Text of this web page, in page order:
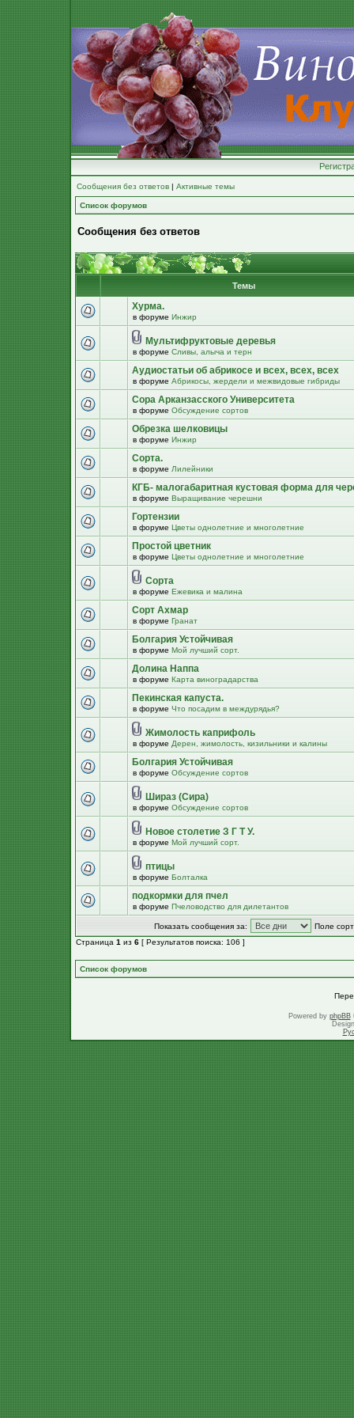
Сообщения без ответов | Активные темы
Список форумов
Сообщения без ответов
Темы
Хурма.
в форуме Инжир
Мультифруктовые деревья
в форуме Сливы, алыча и терн
Аудиостатьи об абрикосе и всех, всех, всех
в форуме Абрикосы, жердели и межвидовые гибриды
Сора Арканзасского Университета
в форуме Обсуждение сортов
Обрезка шелковицы
в форуме Инжир
Сорта.
в форуме Лилейники
КГБ- малогабаритная кустовая форма для
в форуме Выращивание черешни
Гортензии
в форуме Цветы однолетние и многолетние
Простой цветник
в форуме Цветы однолетние и многолетние
Сорта
в форуме Ежевика и малина
Сорт Ахмар
в форуме Гранат
Болгария Устойчивая
в форуме Мой лучший сорт.
Долина Наппа
в форуме Карта виноградарства
Пекинская капуста.
в форуме Что посадим в междурядья?
Жимолость каприфоль
в форуме Дерен, жимолость, кизильники и калины
Болгария Устойчивая
в форуме Обсуждение сортов
Шираз (Сира)
в форуме Обсуждение сортов
Новое столетие З Г Т У.
в форуме Мой лучший сорт.
птицы
в форуме Болталка
подкормки для пчел
в форуме Пчеловодство для дилетантов
Показать сообщения за:
Поле
Страница 1 из 6 [ Результатов поиска: 106 ]
Список форумов
Powered by phpBB